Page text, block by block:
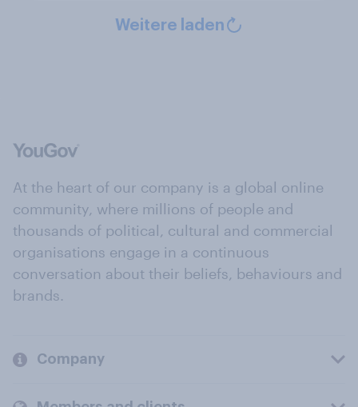
Weitere laden
At the heart of our company is a global online
community, where millions of people and
thousands of political, cultural and commercial
organisations engage in a continuous
conversation about their beliefs, behaviours and
brands.
Company